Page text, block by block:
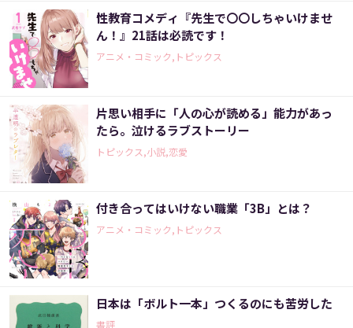
性教育コメディ『先生で〇〇しちゃいけませ
ん！』21話は必読です！
アニメ・コミック,トピックス
片思い相手に「人の心が読める」能力があっ
たら。泣けるラブストーリー
トピックス,小説,恋愛
付き合ってはいけない職業「3B」とは？
アニメ・コミック,トピックス
日本は「ボルト一本」つくるのにも苦労した
書評